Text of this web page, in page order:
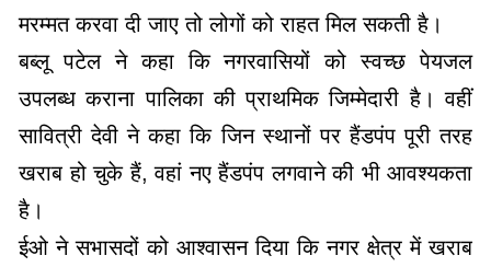
मरम्मत करवा दी जाए तो लोगों को राहत मिल सकती है।
बब्लू पटेल ने कहा कि नगरवासियों को स्वच्छ पेयजल
उपलब्ध कराना पालिका की प्राथमिक जिम्मेदारी है। वहीं
सावित्री देवी ने कहा कि जिन स्थानों पर हैंडपंप पूरी तरह
खराब हो चुके हैं, वहां नए हैंडपंप लगवाने की भी आवश्यकता
है।
ईओ ने सभासदों को आश्वासन दिया कि नगर क्षेत्र में खराब